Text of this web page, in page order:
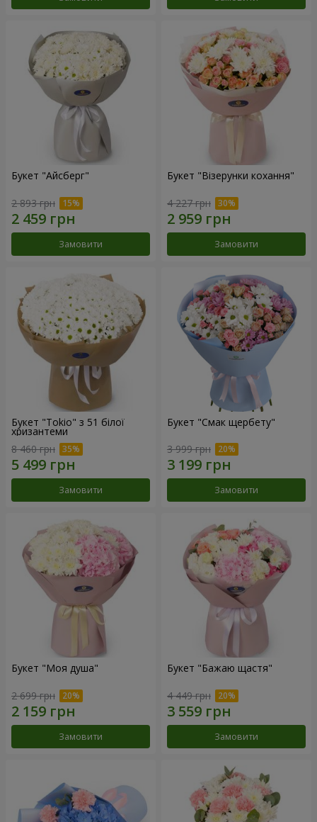
Букет "Айсберг"
2 893 грн
Замовити
Букет "Візерунки кохання"
4 227 грн
Замовити
Букет "Tokio" з 51 білої
хризантеми
8 460 грн
Замовити
Букет "Смак щербету"
3 999 грн
Замовити
Букет "Моя душа"
2 699 грн
Замовити
Букет "Бажаю щастя"
4 449 грн
Замовити